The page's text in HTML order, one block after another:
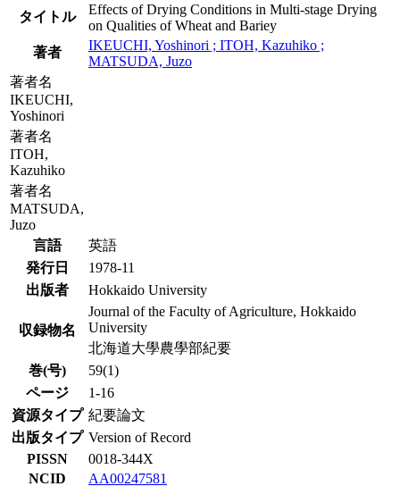
タイトル
Effects of Drying Conditions in Multi-stage Drying
on Qualities of Wheat and Bariey
著者
IKEUCHI, Yoshinori ; ITOH, Kazuhiko ;
MATSUDA, Juzo
著者名
IKEUCHI,
Yoshinori
著者名
ITOH,
Kazuhiko
著者名
MATSUDA,
Juzo
言語
英語
発行日
1978-11
出版者
Hokkaido University
収録物名
Journal of the Faculty of Agriculture, Hokkaido
University
北海道大學農學部紀要
巻(号)
59(1)
ページ
1-16
資源タイプ 紀要論文
出版タイプ Version of Record
PISSN
0018-344X
NCID
AA00247581